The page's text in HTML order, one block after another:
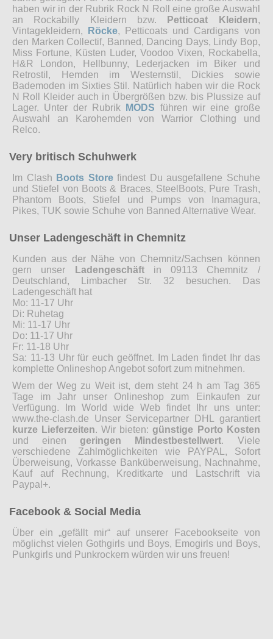
haben wir in der Rubrik Rock N Roll eine große Auswahl
an Rockabilly Kleidern bzw.
Petticoat Kleidern,
Vintagekleidern,
Röcke, Petticoats und Cardigans von
den Marken Collectif, Banned, Dancing Days, Lindy Bop,
Miss Fortune, Küsten Luder, Voodoo Vixen, Rockabella,
H&R London, Hellbunny, Lederjacken im Biker und
Retrostil, Hemden im Westernstil, Dickies sowie
Bademoden im Sixties Stil. Natürlich haben wir die Rock
N Roll Kleider auch in Übergrößen bzw. bis Plussize auf
Lager. Unter der Rubrik
MODS führen wir eine große
Auswahl an Karohemden von Warrior Clothing und
Relco.
Very britisch Schuhwerk
Im Clash Boots Storefindest Du ausgefallene Schuhe
und Stiefel von Boots & Braces, SteelBoots, Pure Trash,
Phantom Boots, Stiefel und Pumps von Inamagura,
Pikes, TUK sowie Schuhe von Banned Alternative Wear.
Unser Ladengeschäft in Chemnitz
Kunden aus der Nähe von Chemnitz/Sachsen können
gern unser
Ladengeschäftin 09113 Chemnitz /
Deutschland, Limbacher Str. 32 besuchen. Das
Ladengeschäft hat
Mo: 11-17 Uhr
Di: Ruhetag
Mi: 11-17 Uhr
Do: 11-17 Uhr
Fr: 11-18 Uhr
Sa: 11-13 Uhr für euch geöffnet. Im Laden findet Ihr das
komplette Onlineshop Angebot sofort zum mitnehmen.
Wem der Weg zu Weit ist, dem steht 24 h am Tag 365
Tage im Jahr unser Onlineshop zum Einkaufen zur
Verfügung. Im World wide Web findet Ihr uns unter:
www.the-clash.de Unser Servicepartner DHL garantiert
kurze Lieferzeiten. Wir bieten:günstige Porto Kosten
und einengeringen Mindestbestellwert. Viele
verschiedene Zahlmöglichkeiten wie PAYPAL, Sofort
Überweisung, Vorkasse Banküberweisung, Nachnahme,
Kauf auf Rechnung, Kreditkarte und Lastschrift via
Paypal+.
Facebook & Social Media
Über ein „gefällt mir“ auf unserer Facebookseite von
möglichst vielen Gothgirls und Boys, Emogirls und Boys,
Punkgirls und Punkrockern würden wir uns freuen!